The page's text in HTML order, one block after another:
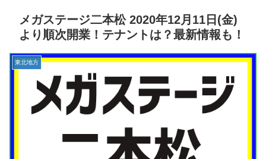
メガステージ二本松 2020年12月11日(金)
より順次開業！テナントは？最新情報も！
東北地方